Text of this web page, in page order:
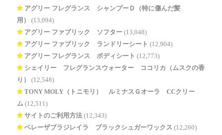
アグリー フレグランス シャンプーＤ（特に傷んだ髪
用）
(13,094)
アグリー ファブリック ソフター (13,048)
アグリー ファブリック ランドリーシート (12,904)
アグリー フレグランス ボディシート (12,773)
シェイリー フレグランスウォーター ココリカ（ムスクの香
り）
(12,548)
TONY MOLY（トニモリ） ルミナスＧオーラ CCクリー
ム (12,511)
サイトのご利用方法 (12,343)
ベレーザブラジレイラ ブラックシュガーワックス (12,260)